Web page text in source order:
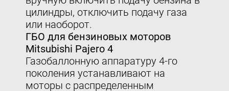
цилиндры, отключить подачу газа
или наоборот.
ГБО для бензиновых моторов
Mitsubishi Pajero 4
Газобаллонную аппаратуру 4-го
поколения устанавливают на
моторы с распределенным